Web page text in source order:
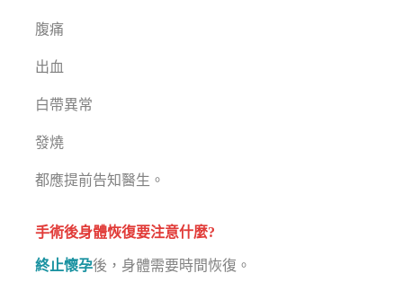
腹痛
出血
白帶異常
發燒
都應提前告知醫生。
手術後身體恢復要注意什麼?
終止懷孕後，身體需要時間恢復。